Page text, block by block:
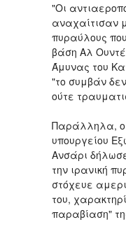
"Οι
αναχαίτισαν
πυραύλους
βάση Αλ
Άμυνας του
"το συμβάν
ούτε
Παράλληλα, ο
υπουργείου
Ανσάρι
την ιρανική
στόχευε
του,
παραβίαση"